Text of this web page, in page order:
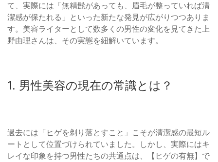
て、実際には「無精髭があっても、眉毛が整っていれば清
潔感が保たれる」といった新たな発見が広がりつつありま
す。美容ライターとして数多くの男性の変化を見てきた上
野由理さんは、その実態を紐解いています。
1. 男性美容の現在の常識とは？
過去には「ヒゲを剃り落とすこと」こそが清潔感の最短ル
ートとして位置づけられていました。しかし、実際にはキ
レイな印象を持つ男性たちの共通点は、【ヒゲの有無】で